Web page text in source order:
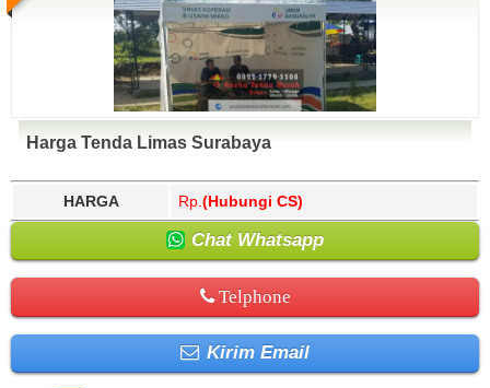
Harga Tenda Limas Surabaya
HARGA Rp. (Hubungi CS)
Chat Whatsapp
Telphone
Kirim Email